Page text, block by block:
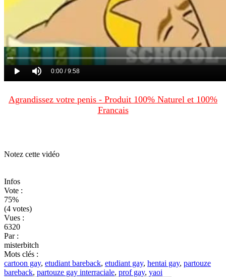
Agrandissez votre penis - Produit 100% Naturel et 100%
Francais
Notez cette vidéo
Infos
Vote :
75%
(4 votes)
Vues :
6320
Par :
misterbitch
Mots clés :
cartoon gay, etudiant bareback, etudiant gay, hentai gay, partouze
bareback, partouze gay interraciale, prof gay, yaoi